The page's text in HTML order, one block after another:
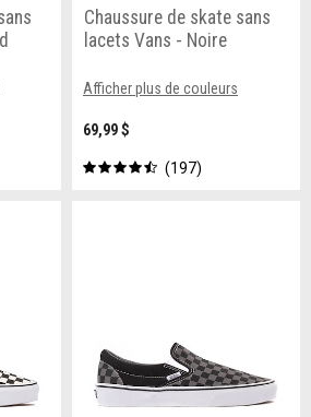
Chaussure de skate sans
lacets Vans - Noire
Afficher plus de couleurs
69,99 $
197